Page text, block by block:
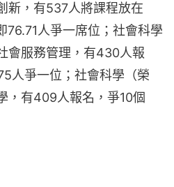
新，有537人將課程放在
76.71人爭一席位；社會科學
會服務管理，有430人報
人爭一位；社會科學（榮
，有409人報名，爭10個